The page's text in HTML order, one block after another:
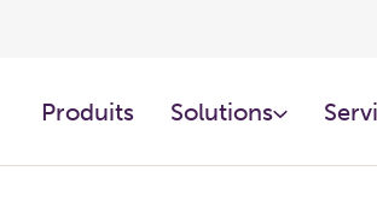
Produits Solutions